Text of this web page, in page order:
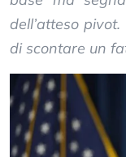
dell’atteso
di scontare un